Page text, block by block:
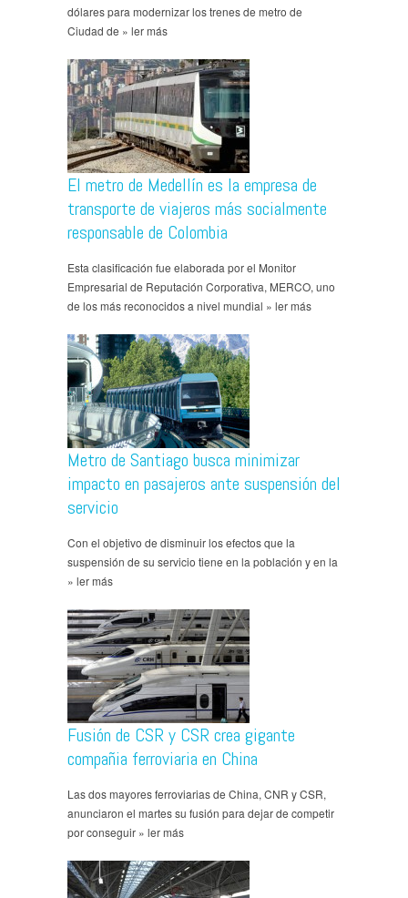
dólares para modernizar los trenes de metro de
Ciudad de » ler más
El metro de Medellín es la empresa de
transporte de viajeros más socialmente
responsable de Colombia
Esta clasificación fue elaborada por el Monitor
Empresarial de Reputación Corporativa, MERCO, uno
de los más reconocidos a nivel mundial » ler más
Metro de Santiago busca minimizar
impacto en pasajeros ante suspensión del
servicio
Con el objetivo de disminuir los efectos que la
suspensión de su servicio tiene en la población y en la
» ler más
Fusión de CSR y CSR crea gigante
compañia ferroviaria en China
Las dos mayores ferroviarias de China, CNR y CSR,
anunciaron el martes su fusión para dejar de competir
por conseguir » ler más